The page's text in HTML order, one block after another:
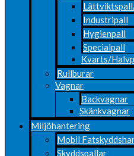
Industripall
Hygienpall
Specialpall
Kvarts/
Rullburar
Vagnar
Backvagnar
Skänkvagnar
Miljöhantering
Mobil
Skyddspallar